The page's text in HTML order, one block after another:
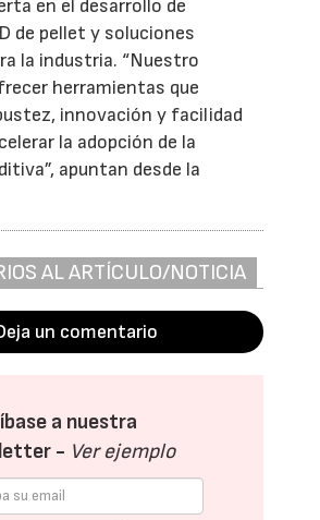
en el desarrollo de
de pellet y soluciones
la industria. “Nuestro
herramientas que
innovación y facilidad
la adopción de la
apuntan desde la
AL ARTÍCULO/NOTICIA
un comentario
a nuestra
- Ver ejemplo